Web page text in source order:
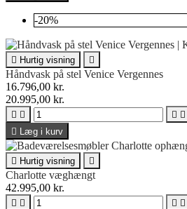
-20%
 Hurtig visning 
Håndvask på stel Venice Vergennes
16.796,00 kr.
20.995,00 kr.
   
 Læg i kurv
 Hurtig visning 
Charlotte væghængt
42.995,00 kr.
   